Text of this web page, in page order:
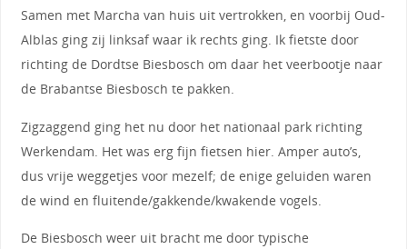
Samen met Marcha van huis uit vertrokken, en voorbij Oud-
Alblas ging zij linksaf waar ik rechts ging. Ik fietste door
richting de Dordtse Biesbosch om daar het veerbootje naar
de Brabantse Biesbosch te pakken.
Zigzaggend ging het nu door het nationaal park richting
Werkendam. Het was erg fijn fietsen hier. Amper auto’s,
dus vrije weggetjes voor mezelf; de enige geluiden waren
de wind en fluitende/gakkende/kwakende vogels.
De Biesbosch weer uit bracht me door typische